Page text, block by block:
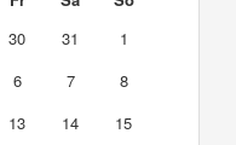
30 31
1
6 7
8
13 14
15